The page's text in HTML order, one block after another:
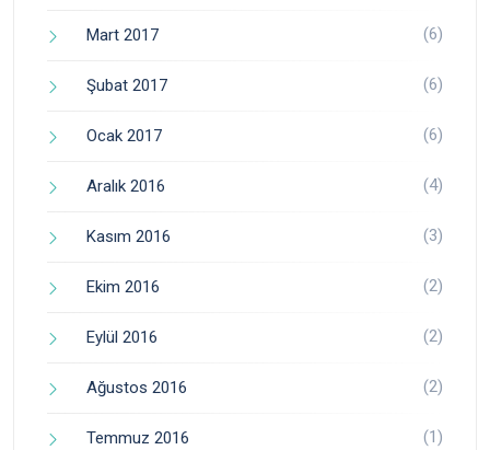
Mart 2017 (6)
Şubat 2017 (6)
Ocak 2017 (6)
Aralık 2016 (4)
Kasım 2016 (3)
Ekim 2016 (2)
Eylül 2016 (2)
Ağustos 2016 (2)
Temmuz 2016 (1)